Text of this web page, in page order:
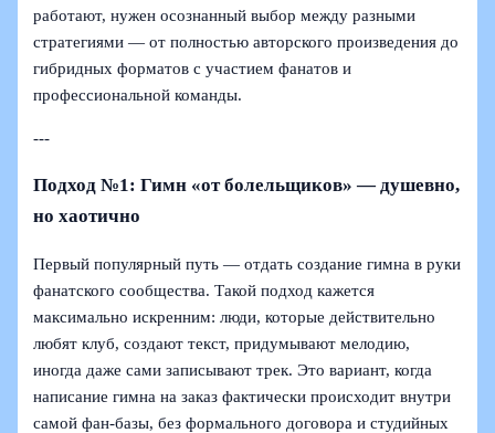
работают, нужен осознанный выбор между разными
стратегиями — от полностью авторского произведения до
гибридных форматов с участием фанатов и
профессиональной команды.
---
Подход №1: Гимн «от болельщиков» — душевно,
но хаотично
Первый популярный путь — отдать создание гимна в руки
фанатского сообщества. Такой подход кажется
максимально искренним: люди, которые действительно
любят клуб, создают текст, придумывают мелодию,
иногда даже сами записывают трек. Это вариант, когда
написание гимна на заказ фактически происходит внутри
самой фан-базы, без формального договора и студийных